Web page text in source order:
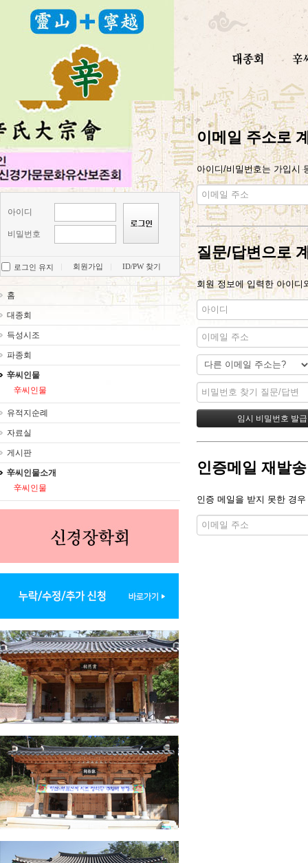
아이디
비밀번호
로그인 유지 회원가입 ID/PW 찾기
홈
대종회
득성시조
파종회
辛씨인물
辛씨인물
유적지순례
자료실
게시판
辛씨인물소개
辛씨인물
이메일 주소로
아이디/비밀번호는 가입시
질문/답변으로
회원 정보에 입력한 아이디
인증메일 재발송
인증 메일을 받지 못한 경